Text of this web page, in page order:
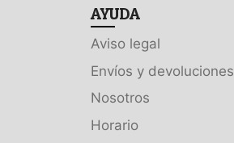
AYUDA
Aviso legal
Envíos y devoluciones
Nosotros
Horario